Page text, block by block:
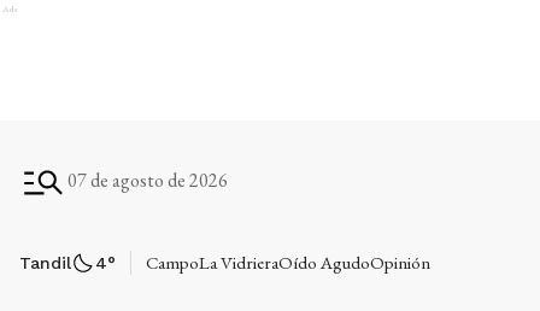
Ads
07 de agosto de 2026
Tandil 4° CampoLa VidrieraOído AgudoOpinión